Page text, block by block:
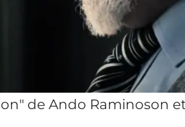
de Ando Raminoson